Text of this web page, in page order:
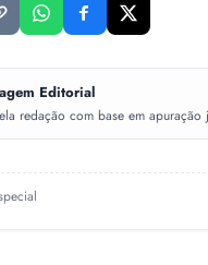
Editorial
redação com base em